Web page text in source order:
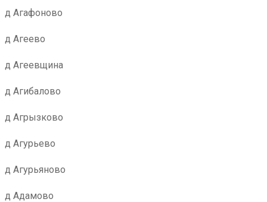
д Агафоново
д Агеево
д Агеевщина
д Агибалово
д Агрызково
д Агурьево
д Агурьяново
д Адамово